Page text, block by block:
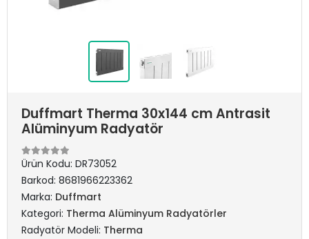
Duffmart Therma 30x144 cm Antrasit
Alüminyum Radyatör
Ürün Kodu: DR73052
Barkod: 8681966223362
Marka: Duffmart
Kategori: Therma Alüminyum Radyatörler
Radyatör Modeli: Therma